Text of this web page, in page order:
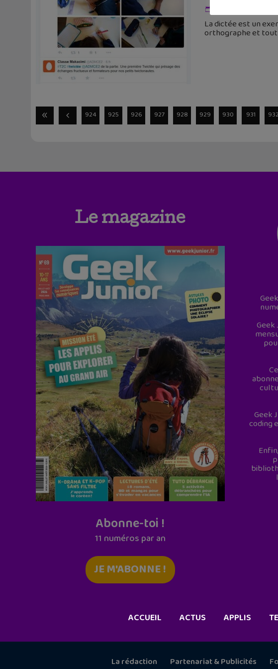
La dictée est un
orthographe et tout
924 925 926 927 928 929 930 931 932
Le magazine
Abonne-toi !
11 numéros par an
JE M'ABONNE !
Geek
Geek
coding
ACCUEIL ACTUS APPLIS
La rédaction Partenariat & Publicités